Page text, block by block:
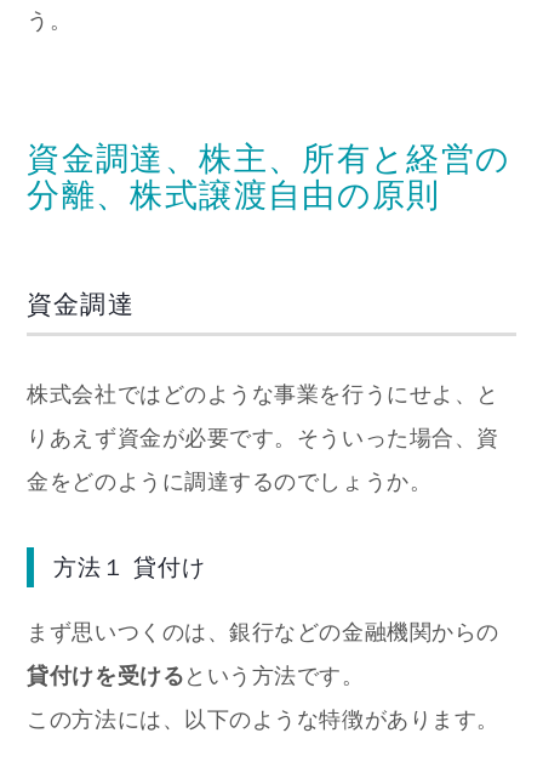
う。
資金調達、株主、所有と経営の
分離、株式譲渡自由の原則
資金調達
株式会社ではどのような事業を行うにせよ、と
りあえず資金が必要です。そういった場合、資
金をどのように調達するのでしょうか。
方法１ 貸付け
まず思いつくのは、銀行などの金融機関からの
貸付けを受ける という方法です。
この方法には、以下のような特徴があります。